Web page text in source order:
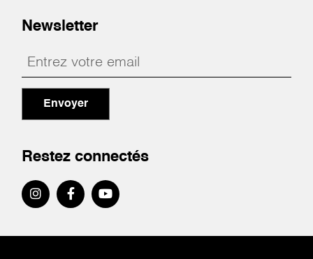
Newsletter
Envoyer
Restez connectés